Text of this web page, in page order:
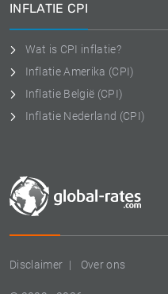
Disclaimer Over ons
INFLATIE CPI
Wat is CPI inflatie?
Inflatie Amerika (CPI)
Inflatie België (CPI)
Inflatie Nederland (CPI)